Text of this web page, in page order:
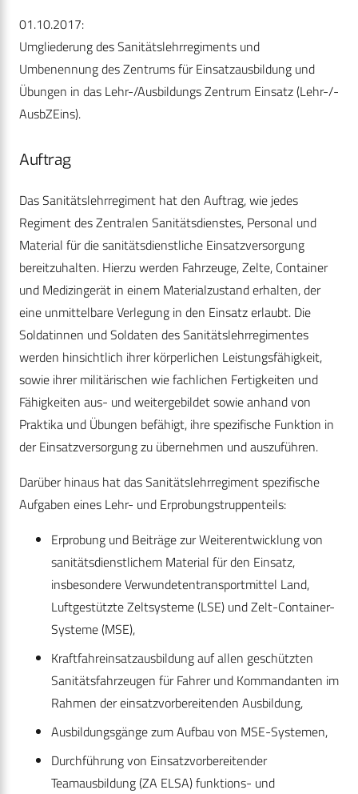
01.10.2017:
Umgliederung des Sanitätslehrregiments und
Umbenennung des Zentrums für Einsatzausbildung und
Übungen in das Lehr-/Ausbildungs Zentrum Einsatz (Lehr-/­
AusbZEins).
Auftrag
Das Sanitätslehrregiment hat den Auftrag, wie jedes
Regiment des Zentralen Sanitätsdienstes, Personal und
Material für die sanitätsdienstliche Einsatzversorgung
bereitzuhalten. Hierzu werden Fahrzeuge, Zelte, Container
und Medizingerät in einem Materialzustand erhalten, der
eine unmittelbare Verlegung in den Einsatz erlaubt. Die
Soldatinnen und Soldaten des Sanitätslehrregimentes
werden hinsichtlich ihrer körperlichen Leistungsfähigkeit,
sowie ihrer militärischen wie fachlichen Fertigkeiten und
Fähigkeiten aus- und weitergebildet sowie anhand von
Praktika und Übungen befähigt, ihre spezifische Funktion in
der Einsatzversorgung zu übernehmen und auszuführen.
Darüber hinaus hat das Sanitätslehrregiment spezifische
Aufgaben eines Lehr- und Erprobungstruppenteils:
Erprobung und Beiträge zur Weiterentwicklung von
sanitätsdienstlichem Material für den Einsatz,
insbesondere Verwundetentransportmittel Land,
Luftgestützte Zeltsysteme (LSE) und Zelt-Container-
Systeme (MSE),
Kraftfahreinsatzausbildung auf allen geschützten
Sanitätsfahrzeugen für Fahrer und Kommandanten im
Rahmen der einsatzvorbereitenden Ausbildung,
Ausbildungsgänge zum Aufbau von MSE-Systemen,
Durchführung von Einsatzvorbereitender
Teamausbildung (ZA ELSA) funktions- und